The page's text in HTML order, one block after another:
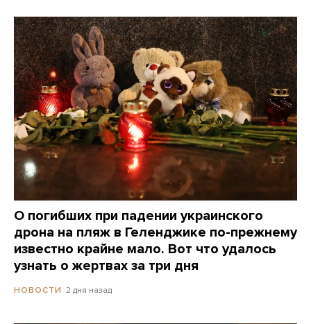
О погибших при падении украинского
дрона на пляж в Геленджике по-прежнему
известно крайне мало. Вот что удалось
узнать о жертвах за три дня
НОВОСТИ 2 дня назад